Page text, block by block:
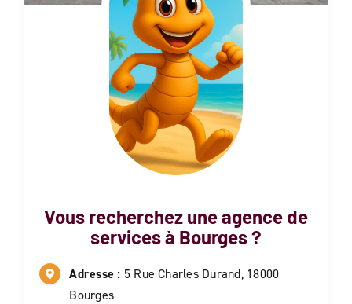
Vous recherchez une agence de
services à Bourges?
Adresse : 5 Rue Charles Durand, 18000
Bourges